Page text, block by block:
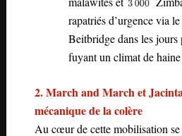
rapatriés d’urgence via
Beitbridge dans les
fuyant un climat de
2. March and March et
mécanique de la colère
Au cœur de cette mobilisation se